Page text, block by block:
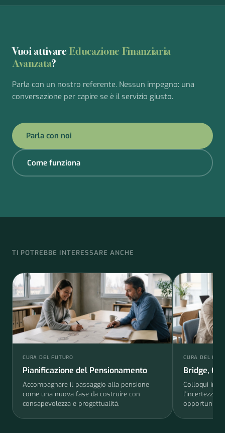
Vuoi attivareEducazione Finanziaria
Avanzata?
Parla con un nostro referente. Nessun impegno: una
conversazione per capire se è il servizio giusto.
Parla con noi
Come funziona
TI POTREBBE INTERESSARE ANCHE
CURA DEL FUTURO
Pianificazione del Pensionamento
Accompagnare il passaggio alla pensione
come una nuova fase da costruire con
consapevolezza e progettualità.
CURA DEL
Bridge,
Colloqui
l'incertezza
opportunità.